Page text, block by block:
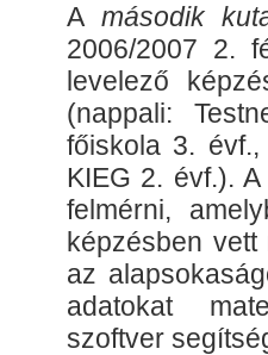
A második
2006/2007 2.
levelező
(nappali:
főiskola 3.
KIEG 2. évf.).
felmérni,
képzésben
az
adatokat
szoftver